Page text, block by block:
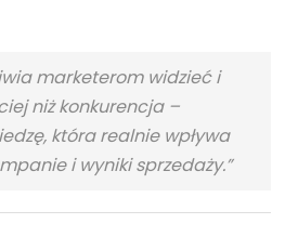
marketerom widzieć i
niż konkurencja –
która realnie wpływa
i wyniki sprzedaży.”